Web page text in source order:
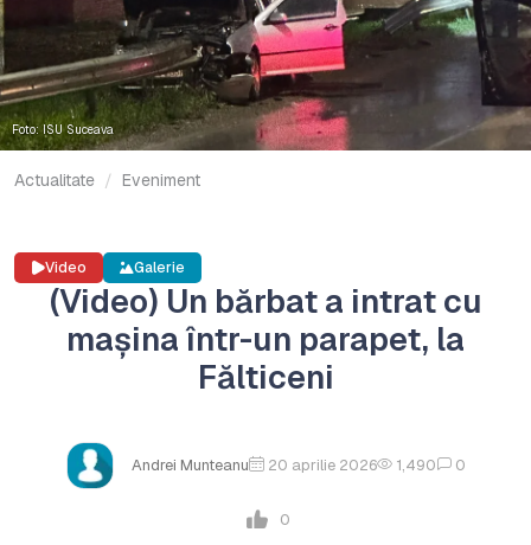
Foto: ISU Suceava
Actualitate Eveniment
Video Galerie
(Video) Un bărbat a intrat cu
mașina într-un parapet, la
Fălticeni
Andrei Munteanu 20 aprilie 2026 1,490 0
0